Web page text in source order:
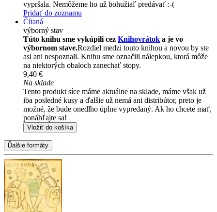
vypršala. Nemôžeme ho už bohužiaľ predávať :-(
Pridať do zoznamu
Čítaná
výborný stav
Túto knihu sme vykúpili cez Knihovrátok a je vo
výbornom stave.Rozdiel medzi touto knihou a novou by ste
asi ani nespoznali. Knihu sme označili nálepkou, ktorá môže
na niektorých obaloch zanechať stopy.
9,40 €
Na sklade
Tento produkt síce máme aktuálne na sklade, máme však už
iba posledné kusy a ďalšie už nemá ani distribútor, preto je
možné, že bude onedlho úplne vypredaný. Ak ho chcete mať,
ponáhľajte sa!
Vložiť do košíka
Ďalšie formáty